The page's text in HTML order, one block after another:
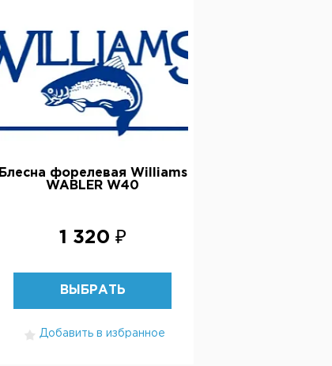
Блесна форелевая Williams
WABLER W40
1 320 ₽
ВЫБРАТЬ
Добавить в избранное